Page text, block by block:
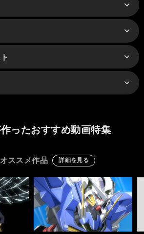
ったおすすめ動画特集
ススメ作品 詳細を見る